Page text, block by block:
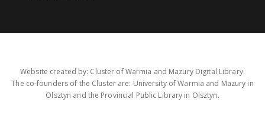
Website created by: Cluster of Warmia and Mazury Digital Library.
The co-founders of the Cluster are: University of Warmia and Mazury in
Olsztyn and the Provincial Public Library in Olsztyn.